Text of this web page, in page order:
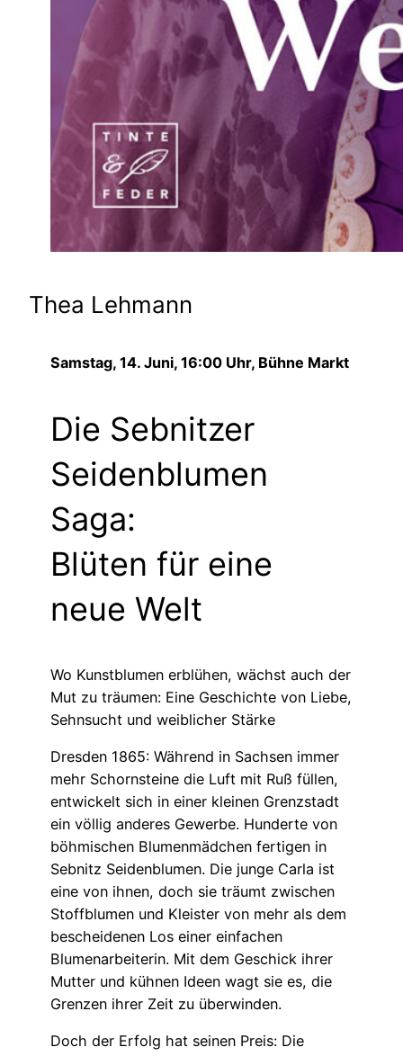
Thea Lehmann
Samstag, 14. Juni, 16:00 Uhr, Bühne Markt
Die Sebnitzer
Seidenblumen
Saga:
Blüten für eine
neue Welt
Wo Kunstblumen erblühen, wächst auch der
Mut zu träumen: Eine Geschichte von Liebe,
Sehnsucht und weiblicher Stärke
Dresden 1865: Während in Sachsen immer
mehr Schornsteine die Luft mit Ruß füllen,
entwickelt sich in einer kleinen Grenzstadt
ein völlig anderes Gewerbe. Hunderte von
böhmischen Blumenmädchen fertigen in
Sebnitz Seidenblumen. Die junge Carla ist
eine von ihnen, doch sie träumt zwischen
Stoffblumen und Kleister von mehr als dem
bescheidenen Los einer einfachen
Blumenarbeiterin. Mit dem Geschick ihrer
Mutter und kühnen Ideen wagt sie es, die
Grenzen ihrer Zeit zu überwinden.
Doch der Erfolg hat seinen Preis: Die